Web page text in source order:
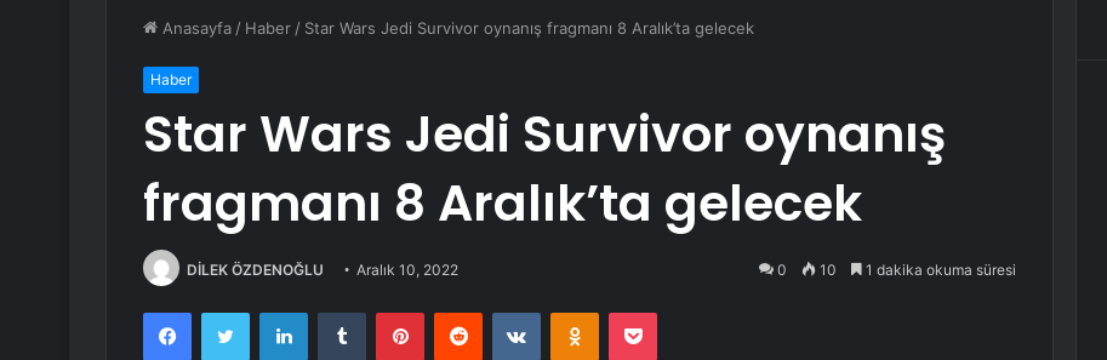
Anasayfa / Haber / Star Wars Jedi Survivor oynanış fragmanı 8 Aralık’ta gelecek
Haber
Star Wars Jedi Survivor oynanış
fragmanı 8 Aralık’ta gelecek
DİLEK ÖZDENOĞLU Aralık 10, 2022 0 10 1 dakika okuma süresi
FacebookTwitter LinkedInTumblr PinterestReddit VKontakteOdnoklassniki
Pocket